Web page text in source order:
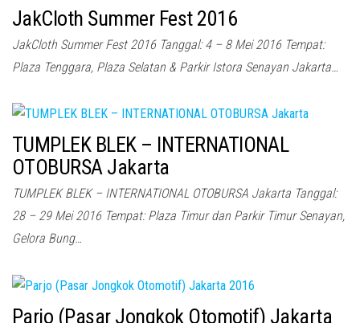
JakCloth Summer Fest 2016
JakCloth Summer Fest 2016 Tanggal: 4 – 8 Mei 2016 Tempat:
Plaza Tenggara, Plaza Selatan & Parkir Istora Senayan Jakarta…
TUMPLEK BLEK – INTERNATIONAL
OTOBURSA Jakarta
TUMPLEK BLEK – INTERNATIONAL OTOBURSA Jakarta Tanggal:
28 – 29 Mei 2016 Tempat: Plaza Timur dan Parkir Timur Senayan,
Gelora Bung…
Parjo (Pasar Jongkok Otomotif) Jakarta